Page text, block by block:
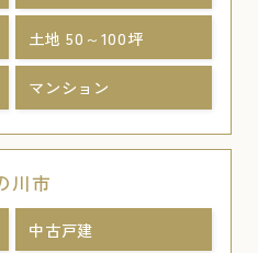
土地 50～100坪
マンション
川市
中古戸建